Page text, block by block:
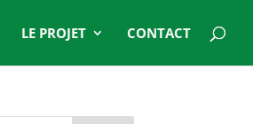
LE PROJET CONTACT